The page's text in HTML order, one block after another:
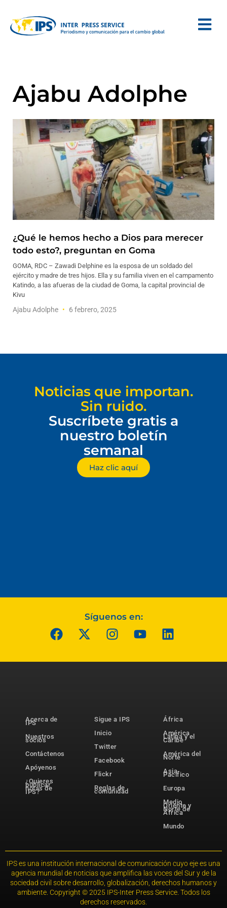
Ajabu Adolphe
¿Qué le hemos hecho a Dios para merecer
todo esto?, preguntan en Goma
GOMA, RDC – Zawadi Delphine es la esposa de un soldado del
ejército y madre de tres hijos. Ella y su familia viven en el campamento
Katindo, a las afueras de la ciudad de Goma, la capital provincial de
Kivu
Ajabu Adolphe 6 febrero, 2025
Noticias que importan.
Sin ruido.
Suscríbete gratis a
nuestro boletín
semanal
Haz clic aquí
Síguenos en:
Acerca de
IPS
Nuestros
socios
Contáctenos
Apóyenos
¿Quieres
publicar
notas de
IPS?
Sigue a IPS
Inicio
Twitter
Facebook
Flickr
Reglas de
comunidad
África
América
Latina y el
Caribe
América del
Norte
Asia-
Pacífico
Europa
Medio
Oriente y
Norte de
África
Mundo
IPS es una institución internacional de comunicación cuyo eje es una
agencia mundial de noticias que amplifica las voces del Sur y de la
sociedad civil sobre desarrollo, globalización, derechos humanos y
ambiente. Copyright © 2025 IPS-Inter Press Service. Todos los
derechos reservados.